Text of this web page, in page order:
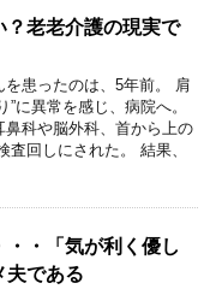
？老老介護の現実で
を患ったのは、5年前。 肩
”に異常を感じ、病院へ。
科や脳外科、首から上の
回しにされた。 結果、
・「気が利く優し
夫である